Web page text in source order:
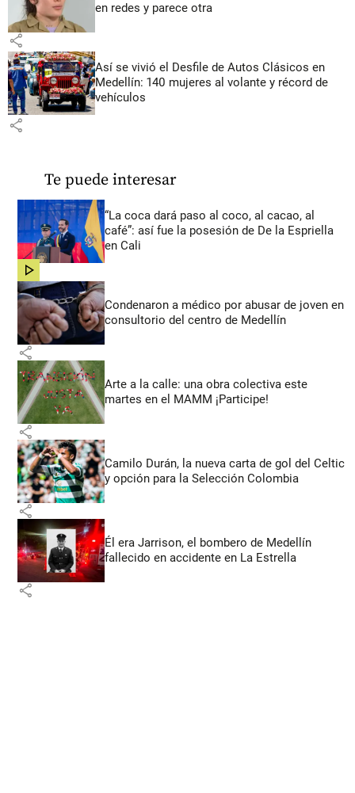
en redes y parece otra
share
Así se vivió el Desfile de Autos Clásicos en
Medellín: 140 mujeres al volante y récord de
vehículos
share
Te puede interesar
“La coca dará paso al coco, al cacao, al
café”: así fue la posesión de De la Espriella
en Cali
share
Condenaron a médico por abusar de joven en
consultorio del centro de Medellín
share
Arte a la calle: una obra colectiva este
martes en el MAMM ¡Participe!
share
Camilo Durán, la nueva carta de gol del Celtic
y opción para la Selección Colombia
share
Él era Jarrison, el bombero de Medellín
fallecido en accidente en La Estrella
share